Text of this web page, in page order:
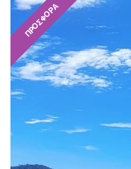
ΠΡΟΣΦΟΡΆ